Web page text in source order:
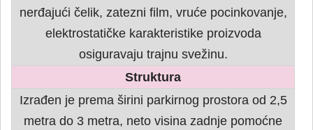
nerđajući čelik, zatezni film, vruće pocinkovanje,
elektrostatičke karakteristike proizvoda
osiguravaju trajnu svežinu.
Struktura
Izrađen je prema širini parkirnog prostora od 2,5
metra do 3 metra, neto visina zadnje pomoćne